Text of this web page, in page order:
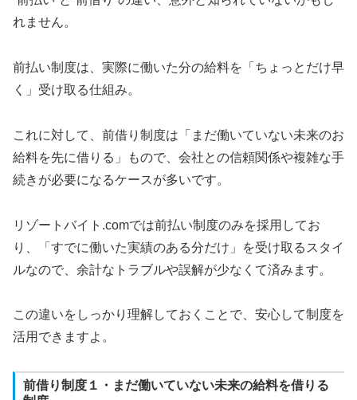
れません。
前払い制度は、実際に働いた分の給料を「ちょっとだけ早
く」受け取る仕組み。
これに対して、前借り制度は「まだ働いていない未来のお
給料を先に借りる」もので、会社との信頼関係や複雑な手
続きが必要になるケースが多いです。
リゾートバイト.comでは前払い制度のみを採用してお
り、「すでに働いた実績のある分だけ」を受け取るスタイ
ルなので、余計なトラブルや誤解が少なくて済みます。
この違いをしっかり理解しておくことで、安心して制度を
活用できますよ。
前借り制度１・まだ働いていない未来の給料を借りる